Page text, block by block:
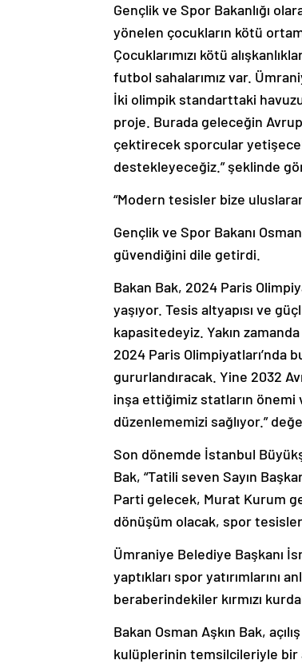
Gençlik ve Spor Bakanlığı
yönelen çocukların kötü
Çocuklarımızı kötü
futbol sahalarımız var.
İki olimpik standarttaki
proje. Burada geleceğin
çektirecek sporcular
destekleyeceğiz.” şeklinde
“Modern tesisler bize
Gençlik ve Spor Bakanı
güvendiğini dile getirdi.
Bakan Bak, 2024 Paris
yaşıyor. Tesis altyapısı ve
kapasitedeyiz. Yakın
2024 Paris Olimpiyatları’nda
gururlandıracak. Yine 2032
inşa ettiğimiz statların önemi
düzenlememizi sağlıyor.”
Son dönemde İstanbul
Bak, “Tatili seven Sayın
Parti gelecek, Murat Kurum
dönüşüm olacak, spor
Ümraniye Belediye Başkanı
yaptıkları spor yatırımlarını
beraberindekiler kırmızı
Bakan Osman Aşkın Bak,
kulüplerinin temsilcileriyle bir